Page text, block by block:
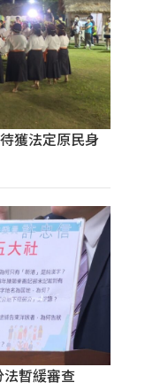
獲法定原民身
暫緩審查